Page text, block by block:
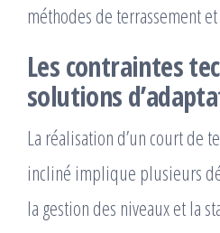
méthodes de terrassement
Les contraintes
solutions
La réalisation d’un court de
incliné implique plusieurs
la gestion des niveaux et la